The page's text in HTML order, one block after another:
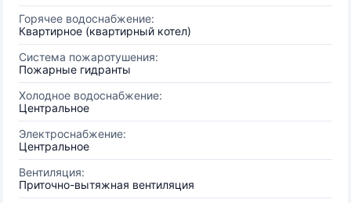
Горячее водоснабжение:
Квартирное (квартирный котел)
Система пожаротушения:
Пожарные гидранты
Холодное водоснабжение:
Центральное
Электроснабжение:
Центральное
Вентиляция:
Приточно-вытяжная вентиляция